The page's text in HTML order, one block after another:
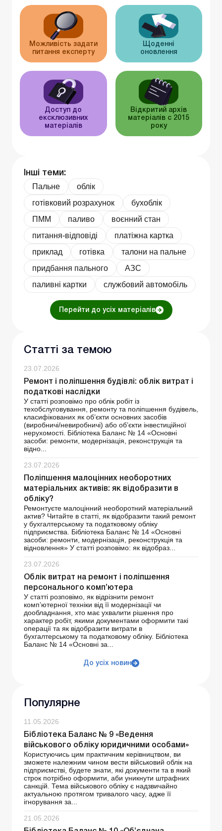
Можливість задати
питання експерту
Щоденні
оновлення
Доступ до
ексклюзивних
матеріалів
Відкритий архів
матеріалів c 2015
року
Інші теми:
Пальне
облік
готівковий розрахунок
бухоблік
ПММ
паливо
воєнний стан
питання-відповіді
платіжна картка
приклад
готівка
талони на пальне
придбання пального
АЗС
паливні картки
службовий автомобіль
Перейти до усіх матеріалів
Статті за темою
23.07.2026
Ремонт і поліпшення будівлі: облік витрат і
податкові наслідки
У статті розповімо про облік робіт із
техобслуговування, ремонту та поліпшення будівель,
класифікованих як об’єкти основних засобів
(виробничі/невиробничі) або об’єкти інвестиційної
нерухомості. Бібліотека Баланс № 14 «Основні
засоби: ремонти, модернізація, реконструкція та
відно...
23.07.2026
Поліпшення малоцінних необоротних
матеріальних активів: як відобразити в
обліку?
Ремонтуєте малоцінний необоротний матеріальний
актив? Читайте в статті, як відобразити такий ремонт
у бухгалтерському та податковому обліку
підприємства. Бібліотека Баланс № 14 «Основні
засоби: ремонти, модернізація, реконструкція та
відновлення» У статті розповімо: як відобраз...
23.07.2026
Облік витрат на ремонт і поліпшення
персонального комп’ютера
У статті розповімо, як відрізнити ремонт
комп’ютерної техніки від її модернізації чи
дообладнання, хто має ухвалити рішення про
характер робіт, якими документами оформити такі
операції та як відобразити витрати в
бухгалтерському та податковому обліку. Бібліотека
Баланс № 14 «Основні за...
До усіх новин
Популярне
11.05.2026
Бібліотека Баланс № 9 «Ведення
військового обліку юридичними особами»
Користуючись цим практичним керівництвом, ви
зможете належним чином вести військовий облік на
підприємстві, будете знати, які документи та в який
строк потрібно оформити, аби уникнути штрафних
санкцій. Тема військового обліку є надзвичайно
актуальною протягом тривалого часу, адже її
ігнорування за...
21.05.2026